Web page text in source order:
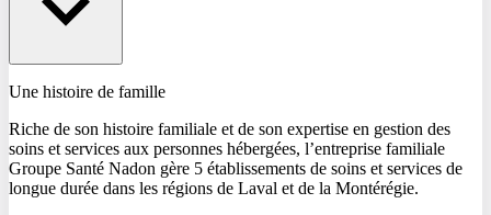
Une histoire de famille
Riche de son histoire familiale et de son expertise en gestion des
soins et services aux personnes hébergées, l’entreprise familiale
Groupe Santé Nadon gère 5 établissements de soins et services de
longue durée dans les régions de Laval et de la Montérégie.